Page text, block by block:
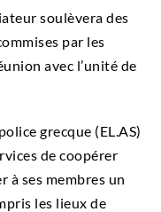
soulèvera des
par les
avec l’unité de
grecque (EL.AS)
de coopérer
à ses membres un
les lieux de